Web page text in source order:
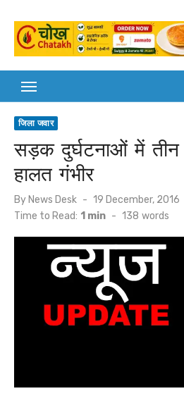
जिला जवार
सड़क दुर्घटनाओं में
हालत गंभीर
ByNews Desk
Posted
on
19 December, 2016
Time to Read: 1 min - 138 words